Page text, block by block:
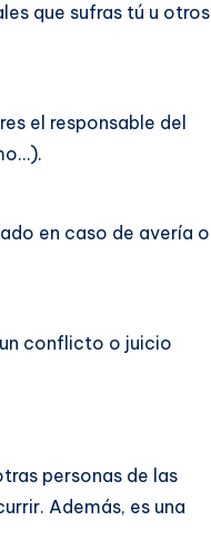
que sufras tú u otros
el responsable del
en caso de avería o
conflicto o juicio
personas de las
Además, es una